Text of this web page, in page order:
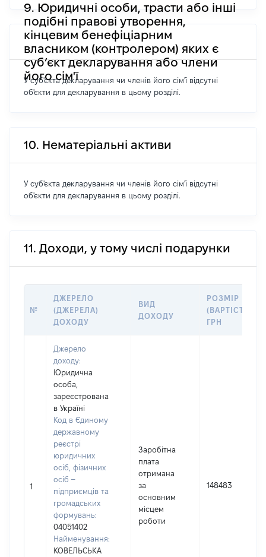
9. Юридичні особи, трасти або інші
подібні правові утворення,
кінцевим бенефіціарним
власником (контролером) яких є
суб’єкт декларування або члени
його сім'ї
У суб'єкта декларування чи членів його сім'ї відсутні
об'єкти для декларування в цьому розділі.
10. Нематеріальні активи
У суб'єкта декларування чи членів його сім'ї відсутні
об'єкти для декларування в цьому розділі.
11. Доходи, у тому числі подарунки
№
ДЖЕРЕЛО
(ДЖЕРЕЛА)
ДОХОДУ
ВИД
ДОХОДУ
РОЗМІР
(ВАРТІСТЬ),
ГРН
1
Джерело
доходу:
Юридична
особа,
зареєстрована
в Україні
Код в Єдиному
державному
реєстрі
юридичних
осіб, фізичних
осіб –
підприємців та
громадських
формувань:
04051402
Найменування:
КОВЕЛЬСЬКА
Заробітна
плата
отримана
за
основним
місцем
роботи
148483